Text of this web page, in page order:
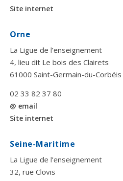
Site internet
Orne
La Ligue de l’enseignement
4, lieu dit Le bois des Clairets
61000 Saint-Germain-du-Corbéis
02 33 82 37 80
@ email
Site internet
Seine-Maritime
La Ligue de l’enseignement
32, rue Clovis